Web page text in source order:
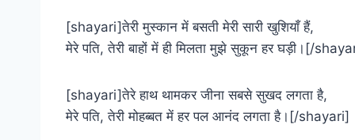
[shayari]तेरी मुस्कान में बसती मेरी सारी खुशियाँ हैं,
मेरे पति, तेरी बाहों में ही मिलता मुझे सुकून हर घड़ी।[/
[shayari]तेरे हाथ थामकर जीना सबसे सुखद लगता है,
मेरे पति, तेरी मोहब्बत में हर पल आनंद लगता है।[/shayari]